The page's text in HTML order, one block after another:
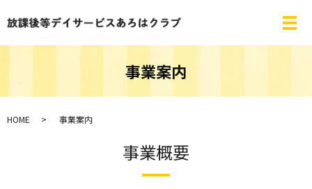
事業案内
HOME 事業案内
事業概要